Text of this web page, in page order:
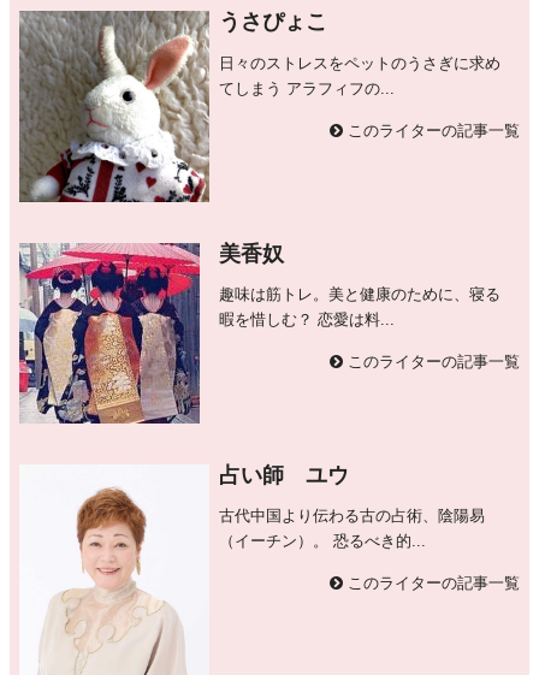
うさぴょこ
日々のストレスをペットのうさぎに求め
てしまう アラフィフの...
このライターの記事一覧
美香奴
趣味は筋トレ。美と健康のために、寝る
暇を惜しむ？ 恋愛は料...
このライターの記事一覧
占い師 ユウ
古代中国より伝わる古の占術、陰陽易
（イーチン）。 恐るべき的...
このライターの記事一覧